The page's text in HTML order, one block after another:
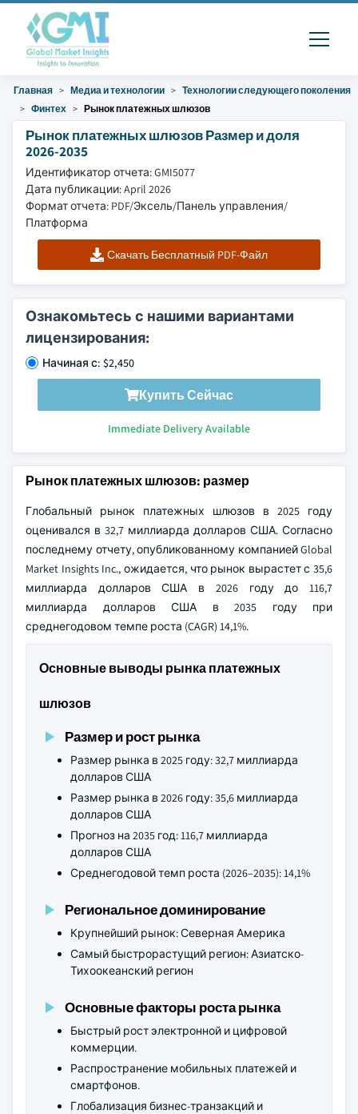
Главная Медиа и технологии
Технологии следующего поколения
Финтех
Рынок платежных шлюзов
Рынок платежных шлюзов Размер и доля
2026-2035
Идентификатор отчета: GMI5077
Дата публикации: April 2026
Формат отчета: PDF/Эксель/Панель управления/
Платформа
Скачать Бесплатный PDF-Файл
Ознакомьтесь с нашими вариантами
лицензирования:
Начиная с: $2,450
Купить Сейчас
Immediate Delivery Available
Рынок платежных шлюзов: размер
Глобальный рынок платежных шлюзов в 2025 году
оценивался в 32,7 миллиарда долларов США. Согласно
последнему отчету, опубликованному компанией Global
Market Insights Inc., ожидается, что рынок вырастет с 35,6
миллиарда долларов США в 2026 году до 116,7
миллиарда долларов США в 2035 году при
среднегодовом темпе роста (CAGR) 14,1%.
Основные выводы рынка платежных
шлюзов
Размер и рост рынка
Размер рынка в 2025 году: 32,7 миллиарда
долларов США
Размер рынка в 2026 году: 35,6 миллиарда
долларов США
Прогноз на 2035 год: 116,7 миллиарда
долларов США
Среднегодовой темп роста (2026–2035): 14,1%
Региональное доминирование
Крупнейший рынок: Северная Америка
Самый быстрорастущий регион: Азиатско-
Тихоокеанский регион
Основные факторы роста рынка
Быстрый рост электронной и цифровой
коммерции.
Распространение мобильных платежей и
смартфонов.
Глобализация бизнес-транзакций и